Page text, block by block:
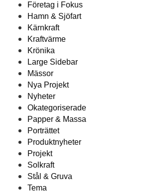
Företag i Fokus
Hamn & Sjöfart
Kärnkraft
Kraftvärme
Krönika
Large Sidebar
Mässor
Nya Projekt
Nyheter
Okategoriserade
Papper & Massa
Porträttet
Produktnyheter
Projekt
Solkraft
Stål & Gruva
Tema